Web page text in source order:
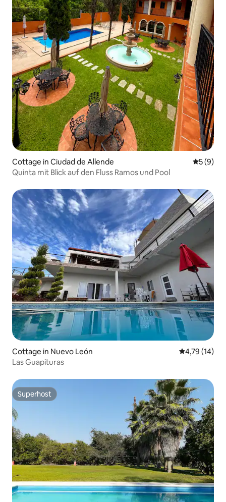
Cottage in Ciudad de Allende
5 (9)
Quinta mit Blick auf den Fluss Ramos und Pool
Cottage in Nuevo León
4,79 (14)
Las Guapituras
Superhost
Superhost